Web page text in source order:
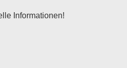
Informationen!